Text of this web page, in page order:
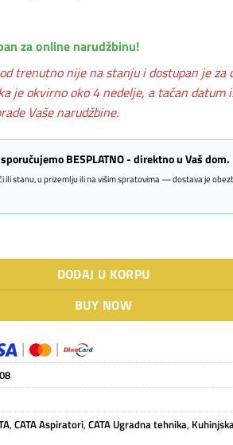
za online narudžbinu!
trenutno nije na stanju i dostupan je za
je okvirno oko 4 nedelje, a tačan datum
Vaše narudžbine.
BESPLATNO - direktno u Vaš dom.
ili stanu, u prizemlju ili na višim spratovima — dostava je
DODAJ U KORPU
BUY NOW
,CATA Aspiratori,CATA Ugradna tehnika,